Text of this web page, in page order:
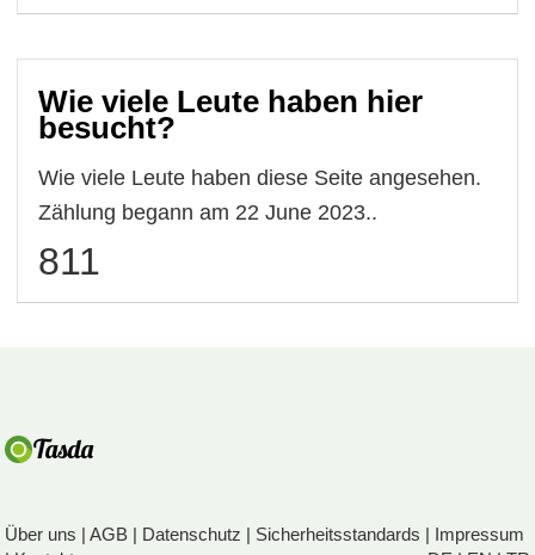
Wie viele Leute haben hier
besucht?
Wie viele Leute haben diese Seite angesehen.
Zählung begann am 22 June 2023..
811
Über uns |AGB | Datenschutz | Sicherheitsstandards | Impressum